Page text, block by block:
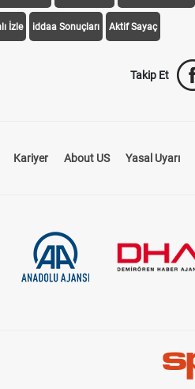
İzle iddaa Sonuçları Aktif Sayaç
Takip Et
Kariyer About US Yasal Uyarı